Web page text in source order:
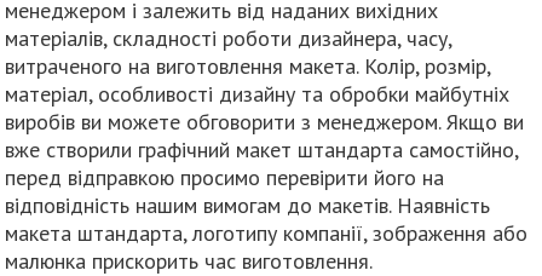
менеджером і залежить від наданих вихідних
матеріалів, складності роботи дизайнера, часу,
витраченого на виготовлення макета. Колір, розмір,
матеріал, особливості дизайну та обробки майбутніх
виробів ви можете обговорити з менеджером. Якщо ви
вже створили графічний макет штандарта самостійно,
перед відправкою просимо перевірити його на
відповідність нашим вимогам до макетів. Наявність
макета штандарта, логотипу компанії, зображення або
малюнка прискорить час виготовлення.